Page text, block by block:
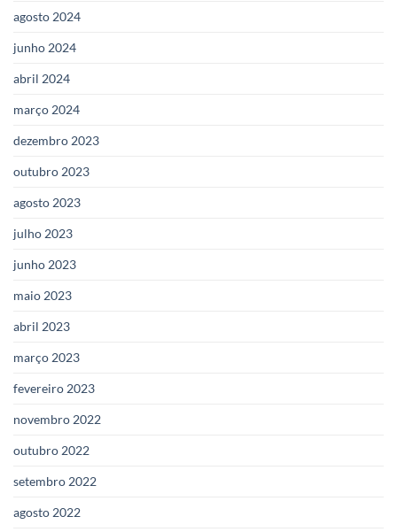
agosto 2024
junho 2024
abril 2024
março 2024
dezembro 2023
outubro 2023
agosto 2023
julho 2023
junho 2023
maio 2023
abril 2023
março 2023
fevereiro 2023
novembro 2022
outubro 2022
setembro 2022
agosto 2022